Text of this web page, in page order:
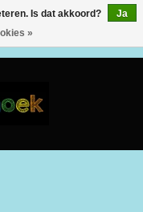
Is dat akkoord?
Ja
»